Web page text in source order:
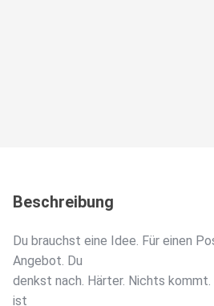
Beschreibung
Du brauchst eine Idee. Für einen
Angebot. Du
denkst nach. Härter. Nichts
ist